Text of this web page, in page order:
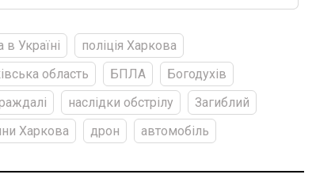
в Україні
поліція Харкова
область
БПЛА
Богодухів
наслідки обстрілу
Загиблий
Харкова
дрон автомобіль